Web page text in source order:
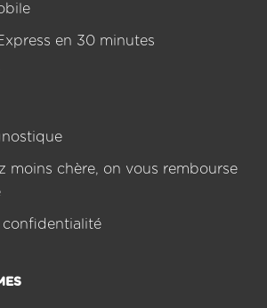
en 30 minutes
moins chère, on vous rembourse